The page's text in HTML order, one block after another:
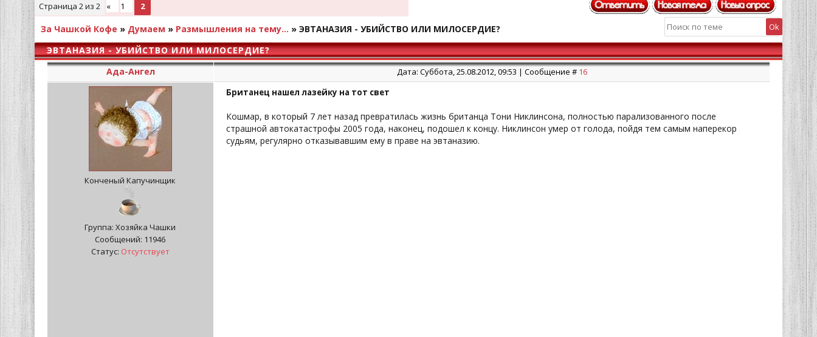
Страница 2из 2 « 1 2
За Чашкой Кофе » Думаем » Размышления на тему... » ЭВТАНАЗИЯ - УБИЙСТВО ИЛИ МИЛОСЕРДИЕ?
ЭВТАНАЗИЯ - УБИЙСТВО ИЛИ МИЛОСЕРДИЕ?
Ада-Ангел
Дата: Суббота, 25.08.2012, 09:53 | Сообщение # 16
Конченый Капучинщик
Группа: Хозяйка Чашки
Сообщений: 11946
Статус: Отсутствует
Британец нашел лазейку на тот свет
Кошмар, в который 7 лет назад превратилась жизнь британца Тони Никлинсона, полностью парализованного после
страшной автокатастрофы 2005 года, наконец, подошел к концу. Никлинсон умер от голода, пойдя тем самым наперекор
судьям, регулярно отказывавшим ему в праве на эвтаназию.